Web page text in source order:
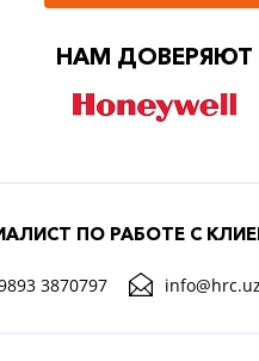
НАМ ДОВЕРЯЮТ
ПО РАБОТЕ С
3870797 info@hrc.uz